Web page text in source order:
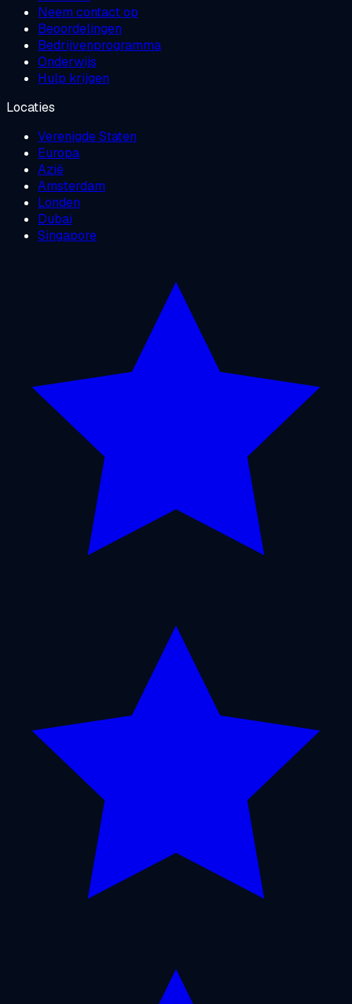
Neem contact op
Beoordelingen
Bedrijvenprogramma
Onderwijs
Hulp krijgen
Locaties
Verenigde Staten
Europa
Azië
Amsterdam
Londen
Dubai
Singapore